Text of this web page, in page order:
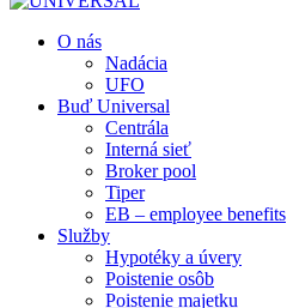
O nás
Nadácia
UFO
Buď Universal
Centrála
Interná sieť
Broker pool
Tiper
EB – employee benefits
Služby
Hypotéky a úvery
Poistenie osôb
Poistenie majetku